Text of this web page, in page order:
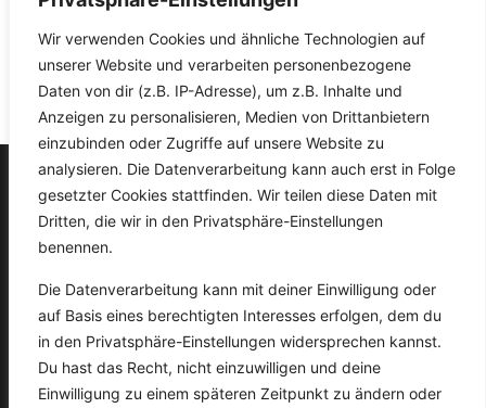
Wir verwenden Cookies und ähnliche Technologien auf
unserer Website und verarbeiten personenbezogene
Daten von dir (z.B. IP-Adresse), um z.B. Inhalte und
Anzeigen zu personalisieren, Medien von Drittanbietern
einzubinden oder Zugriffe auf unsere Website zu
analysieren. Die Datenverarbeitung kann auch erst in Folge
gesetzter Cookies stattfinden. Wir teilen diese Daten mit
Dritten, die wir in den Privatsphäre-Einstellungen
benennen.
Die Datenverarbeitung kann mit deiner Einwilligung oder
auf Basis eines berechtigten Interesses erfolgen, dem du
in den Privatsphäre-Einstellungen widersprechen kannst.
Du hast das Recht, nicht einzuwilligen und deine
Einwilligung zu einem späteren Zeitpunkt zu ändern oder
Spenden abhängig.
0521 / 9280150
info@triergonfilmwerk.de
Datenschutz Förderer